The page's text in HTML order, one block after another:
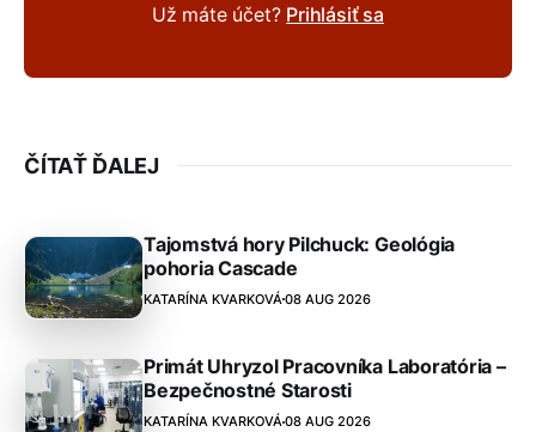
Už máte účet? Prihlásiť sa
ČÍTAŤ ĎALEJ
Tajomstvá hory Pilchuck: Geológia
pohoria Cascade
KATARÍNA KVARKOVÁ08 AUG 2026
Primát Uhryzol Pracovníka Laboratória –
Bezpečnostné Starosti
KATARÍNA KVARKOVÁ08 AUG 2026